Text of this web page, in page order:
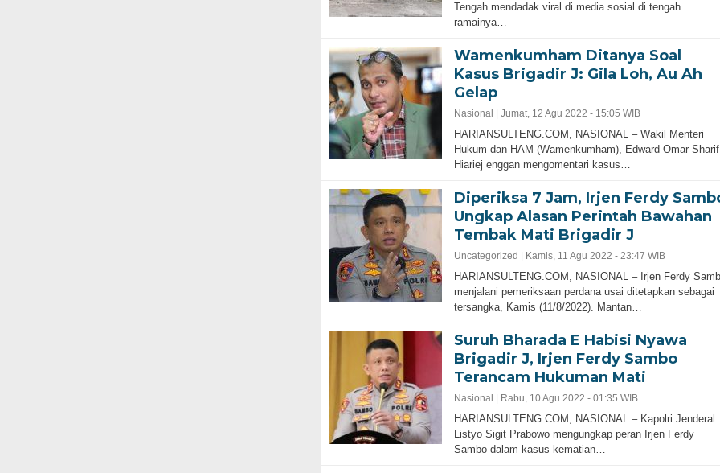
Tengah mendadak viral di media sosial di tengah
ramainya…
Wamenkumham Ditanya Soal
Kasus Brigadir J: Gila Loh, Au Ah
Gelap
Nasional | Jumat, 12 Agu 2022 - 15:05 WIB
HARIANSULTENG.COM, NASIONAL – Wakil Menteri
Hukum dan HAM (Wamenkumham), Edward Omar Sharif
Hiariej enggan mengomentari kasus…
Diperiksa 7 Jam, Irjen Ferdy
Ungkap Alasan Perintah Bawahan
Tembak Mati Brigadir J
Uncategorized | Kamis, 11 Agu 2022 - 23:47 WIB
HARIANSULTENG.COM, NASIONAL – Irjen Ferdy
menjalani pemeriksaan perdana usai ditetapkan sebagai
tersangka, Kamis (11/8/2022). Mantan…
Suruh Bharada E Habisi Nyawa
Brigadir J, Irjen Ferdy Sambo
Terancam Hukuman Mati
Nasional | Rabu, 10 Agu 2022 - 01:35 WIB
HARIANSULTENG.COM, NASIONAL – Kapolri Jenderal
Listyo Sigit Prabowo mengungkap peran Irjen Ferdy
Sambo dalam kasus kematian…